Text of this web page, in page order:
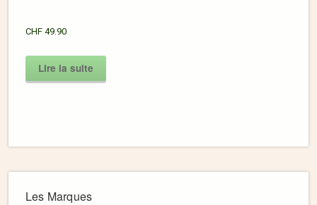
CHF 49.90
Lire la suite
Les Marques